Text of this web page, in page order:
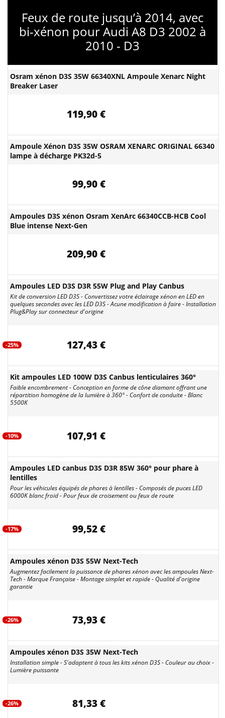
Feux de route jusqu’à 2014, avec
bi-xénon pour Audi A8 D3 2002 à
2010 - D3
Osram xénon D3S 35W 66340XNL Ampoule Xenarc Night
Breaker Laser
119,90 €
Ampoule Xénon D3S 35W OSRAM XENARC ORIGINAL 66340
lampe à décharge PK32d-5
99,90 €
Ampoules D3S xénon Osram XenArc 66340CCB-HCB Cool
Blue intense Next-Gen
209,90 €
Ampoules LED D3S D3R 55W Plug and Play Canbus
Kit de conversion LED D3S - Convertissez votre éclairage xénon en LED en
quelques secondes avec les LED D3S - Acune modification à faire - Installation
Plug&Play sur connecteur d'origine
-25% 127,43 €
Kit ampoules LED 100W D3S Canbus lenticulaires 360°
Faible encombrement - Conception en forme de cône diamant offrant une
répartition homogène de la lumière à 360° - Confort de conduite - Blanc
5500K
-10% 107,91 €
Ampoules LED canbus D3S D3R 85W 360° pour phare à
lentilles
Pour les véhicules équipés de phares à lentilles - Composés de puces LED
6000K blanc froid - Pour feux de croisement ou feux de route
-17% 99,52 €
Ampoules xénon D3S 55W Next-Tech
Augmentez facilement la puissance de phares xénon avec les ampoules Next-
Tech - Marque Française - Montage simplet et rapide - Qualité d'origine
garantie
-26% 73,93 €
Ampoules xénon D3S 35W Next-Tech
Installation simple - S'adaptent à tous les kits xénon D3S - Couleur au choix -
Lumière puissante
-26% 81,33 €